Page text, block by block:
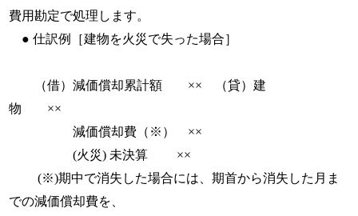
費用勘定で処理します。
● 仕訳例［建物を火災で失った場合］
（借）減価償却累計額 ×× （貸）建
物 ××
減価償却費（※） ××
(火災) 未決算 ××
(※)期中で消失した場合には、期首から消失した月ま
での減価償却費を、